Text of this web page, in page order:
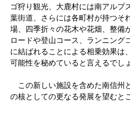
ゴ狩り観光、大鹿村には南アルプ
葉街道、さらには各町村が持つそ
場、四季折々の花木や花畑、整備
ロードや登山コース、ランニング
に結ばれることによる相乗効果は
可能性を秘めていると言えるでし
この新しい施設を含めた南信州
の核としての更なる発展を望むと